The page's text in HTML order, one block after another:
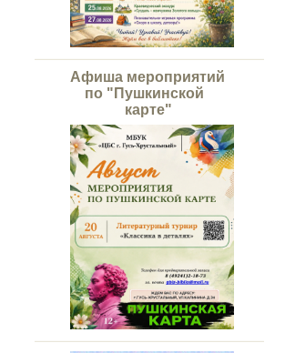
Афиша мероприятий
по "Пушкинской
карте"